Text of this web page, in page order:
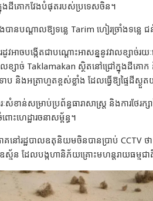
ក្នុងដីគោកវែងបំផុតរបស់ប្រទេសចិន។
ានបណ្តាលឱ្យទន្លេ Tarim ហៀរច្រាំងទន្លេ
ាចបង្កើតជាបណ្ដោះអាសន្ននូវវាលខ្សាច់រយ
លខ្សាច់ Taklamakan ស្ថិតនៅជ្រៅក្នុងដីគោ
និងអត្រាហួតខ្ពស់ខ្លាំង ដែលធ្វើឱ្យផ្ទៃដីស្ងួ
ខាន់សម្រាប់ប្រព័ន្ធធារាសាស្រ្ត និងការថែរ
ហេដ្ឋារចនាសម្ព័ន្ធ។
នៅរដ្ឋបាលឧតុនិយមចិនបានប្រាប់ CCTV ថា
ស្ម័ន ដែលបង្កហានិភ័យគ្រោះមហន្តរាយធម្មជាតិ